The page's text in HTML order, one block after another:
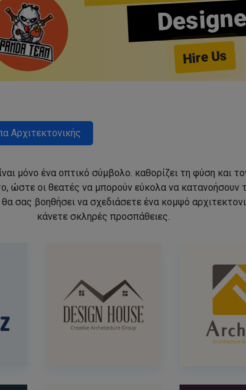
Hire Us
Αρχιτεκτονικής
μόνο ένα οπτικό σύμβολο. καθορίζει τη φύση και
ώστε οι θεατές να μπορούν εύκολα να
σας βοηθήσει να σχεδιάσετε ένα κομψό
κάνετε σκληρές προσπάθειες.